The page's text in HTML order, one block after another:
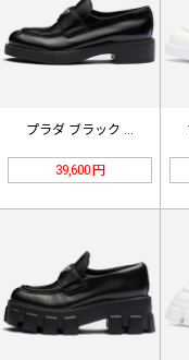
プラダ ブラック チョコレート ブラ…
39,600 円